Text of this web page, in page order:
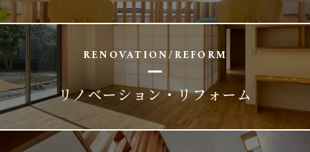
RENOVATION/REFORM
リノベーション・リフォーム